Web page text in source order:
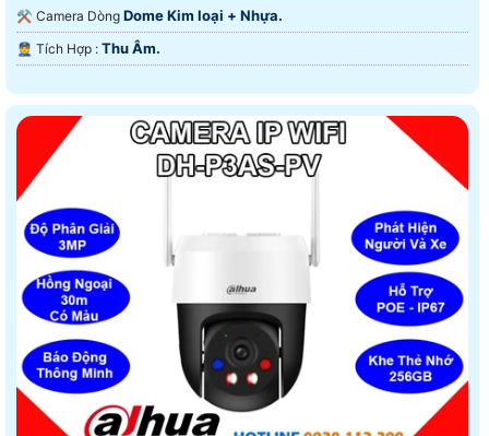
⚒ Camera Dòng Dome Kim loại + Nhựa.
️👮 Tích Hợp : Thu Âm.